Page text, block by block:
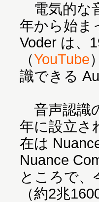
電気的な
年から始ま
Voder は、
（YouTube
識できる
音声認識
年に設立さ
在は
Nuance
ところで、
（約2兆